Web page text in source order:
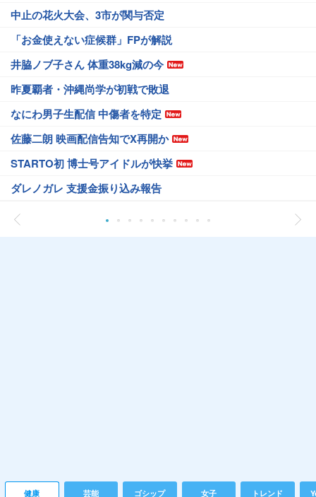
中止の花火大会、3市が関与否定
「お金使えない症候群」FPが解説
井脇ノブ子さん 体重38kg減の今
昨夏覇者・沖縄尚学が初戦で敗退
なにわ男子生配信 中傷者を特定
佐藤二朗 映画配信告知でX再開か
STARTO初 博士号アイドルが快挙
ダレノガレ 支援金振り込み報告
健康 芸能 ゴシップ 女子 トレンド